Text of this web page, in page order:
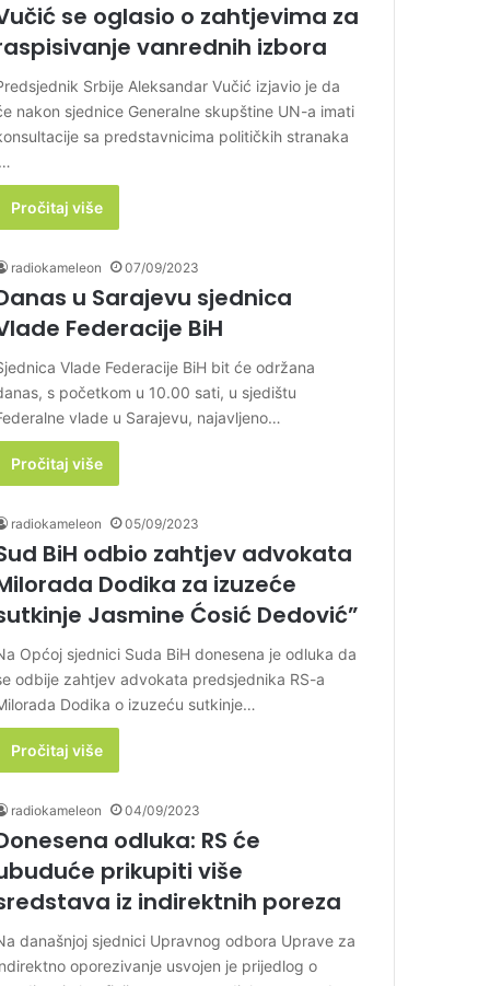
se oglasio o zahtjevima za
vanrednih izbora
Srbije Aleksandar Vučić izjavio je da
nakon sjednice Generalne skupštine UN-a imati
sa predstavnicima političkih stranaka
Pročitaj više
radiokameleon 07/09/2023
u Sarajevu sjednica
Federacije BiH
Vlade Federacije BiH bit će održana
s početkom u 10.00 sati, u sjedištu
vlade u Sarajevu, najavljeno…
Pročitaj više
radiokameleon 05/09/2023
BiH odbio zahtjev advokata
Dodika za izuzeće
Jasmine Ćosić Dedović”
Općoj sjednici Suda BiH donesena je odluka da
odbije zahtjev advokata predsjednika RS-a
Dodika o izuzeću sutkinje…
Pročitaj više
radiokameleon 04/09/2023
odluka: RS će
prikupiti više
iz indirektnih poreza
današnjoj sjednici Upravnog odbora Uprave za
oporezivanje usvojen je prijedlog o